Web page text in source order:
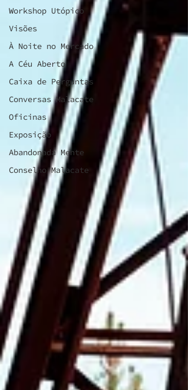
Workshop Utópico
Visões
À Noite no Mercado
A Céu Aberto
Caixa de Perguntas
Conversas Malacate
Oficinas
Exposição
Abandonada Mente
Conselho Malacate